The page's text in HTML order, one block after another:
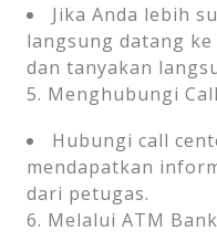
Jika Anda lebih
langsung datang ke
dan tanyakan
5. Menghubungi
Hubungi call
mendapatkan
dari petugas.
6. Melalui ATM